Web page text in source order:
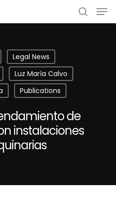
Legal News
Luz María Calvo
Publications
de
instalaciones